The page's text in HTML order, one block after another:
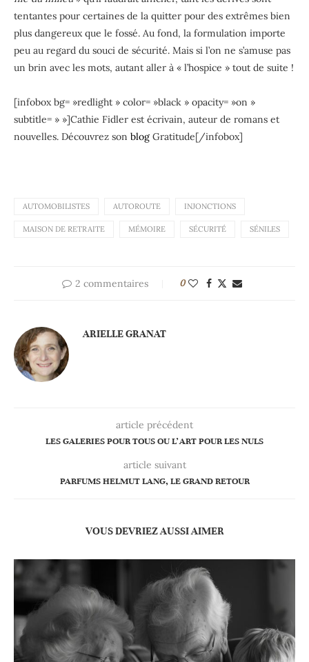
tentantes pour certaines de la quitter pour des extrêmes bien
plus dangereux que le fossé. Au fond, la formulation importe
peu au regard du souci de sécurité. Mais si l’on ne s’amuse pas
un brin avec les mots, autant aller à « l’hospice » tout de suite !
[infobox bg= »redlight » color= »black » opacity= »on »
subtitle= » »]Cathie Fidler est écrivain, auteur de romans et
nouvelles. Découvrez son blog Gratitude[/infobox]
AUTOMOBILISTES AUTOROUTE INJONCTIONS
MAISON DE RETRAITE MÉMOIRE SÉCURITÉ SÉNILES
2 commentaires 0
ARIELLE GRANAT
article précédent
LES GALERIES POUR TOUS OU L’ART POUR LES NULS
article suivant
PARFUMS HELMUT LANG, LE GRAND RETOUR
VOUS DEVRIEZ AUSSI AIMER